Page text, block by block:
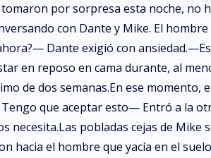
por sorpresa esta noche, no
con Dante y Mike. El
Dante exigió con
en reposo en cama durante, al
de dos semanas.En ese
que aceptar esto— Entró a la
necesita.Las pobladas cejas de
hacia el hombre que yacía en el